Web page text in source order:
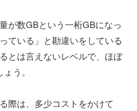
が数GBという一桁GBになっ
ている」と勘違いをしている
とは言えないレベルで、ほぼ
う。
際は、多少コストをかけて